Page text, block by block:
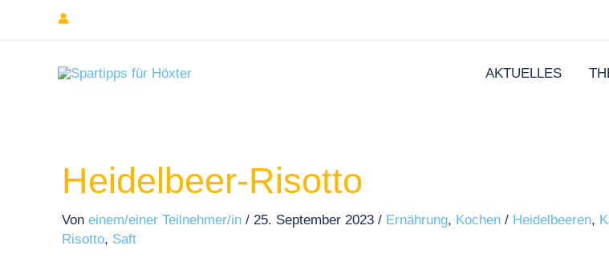
AKTUELLES
Heidelbeer-Risotto
Von einem/einer Teilnehmer/in / 25. September 2023 / Ernährung, Kochen / Heidelbeeren,
Risotto, Saft